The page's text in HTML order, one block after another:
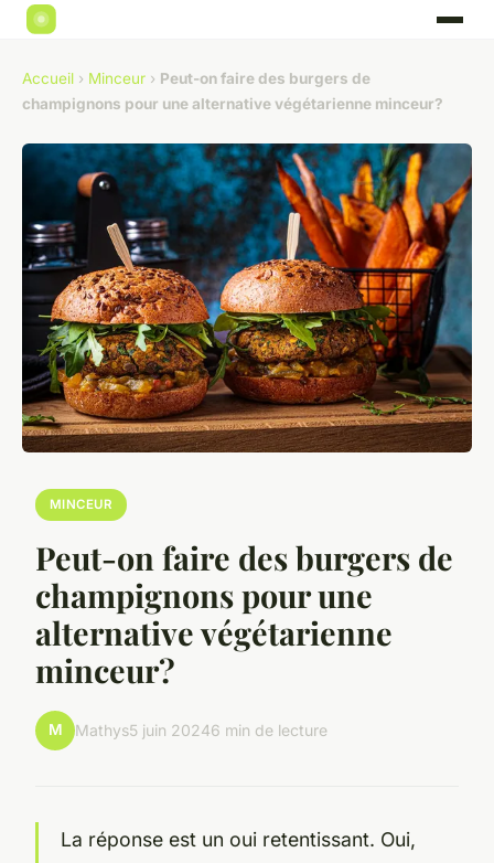
Accueil › Minceur › Peut-on faire des burgers de
champignons pour une alternative végétarienne minceur?
MINCEUR
Peut-on faire des burgers de
champignons pour une
alternative végétarienne
minceur?
M Mathys5 juin 20246 min de lecture
La réponse est un oui retentissant. Oui,